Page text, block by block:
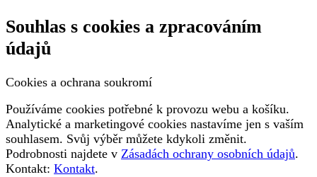
Souhlas s cookies a zpracováním
údajů
Cookies a ochrana soukromí
Používáme cookies potřebné k provozu webu a košíku.
Analytické a marketingové cookies nastavíme jen s vaším
souhlasem. Svůj výběr můžete kdykoli změnit.
Podrobnosti najdete v Zásadách ochrany osobních údajů.
Kontakt: Kontakt.